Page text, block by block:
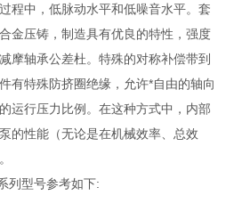
程中，低脉动水平和低噪音水平。套
金压铸，制造具有优良的特性，强度
摩轴承公差杜。特殊的对称补偿带到
有特殊防挤圈绝缘，允许*自由的轴向
运行压力比例。在这种方式中，内部
的性能（无论是在机械效率、总效
列型号参考如下: